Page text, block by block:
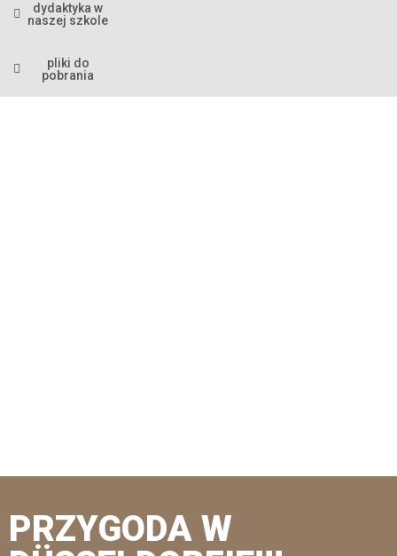
dydaktyka w
naszej szkole
pliki do
pobrania
PRZYGODA W